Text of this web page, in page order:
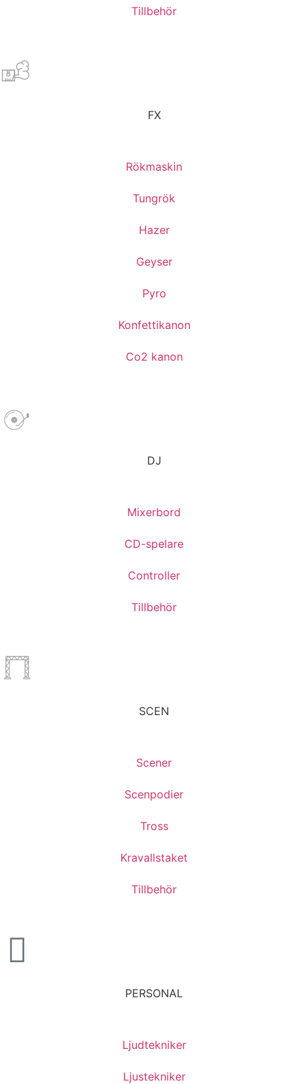
Tillbehör
FX
Rökmaskin
Tungrök
Hazer
Geyser
Pyro
Konfettikanon
Co2 kanon
DJ
Mixerbord
CD-spelare
Controller
Tillbehör
SCEN
Scener
Scenpodier
Tross
Kravallstaket
Tillbehör
PERSONAL
Ljudtekniker
Ljustekniker